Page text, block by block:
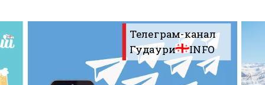
Телеграм-канал
Гудаури
INFO